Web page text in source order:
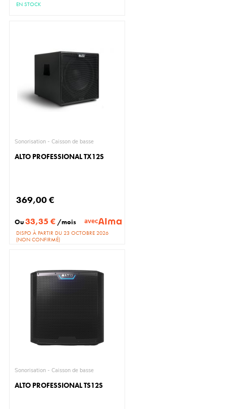
EN STOCK
Sonorisation - Caisson de basse
ALTO PROFESSIONAL TX12S
369,00 €
Ou33,35 € /mois avec
DISPO À PARTIR DU 23 OCTOBRE 2026
(NON CONFIRMÉ)
Sonorisation - Caisson de basse
ALTO PROFESSIONAL TS12S